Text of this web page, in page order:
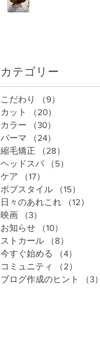
カテゴリー
こだわり （9）
カット
（20）
カラー
（30）
パーマ
（24）
縮毛矯正
（28）
ヘッドスパ
（5）
ケア
（17）
ボブスタイル
（15）
日々のあれこれ
（12）
映画
（3）
お知らせ
（10）
ストカール
（8）
今すぐ始める
（4）
コミュニティ
（2）
ブログ作成のヒント
（3）